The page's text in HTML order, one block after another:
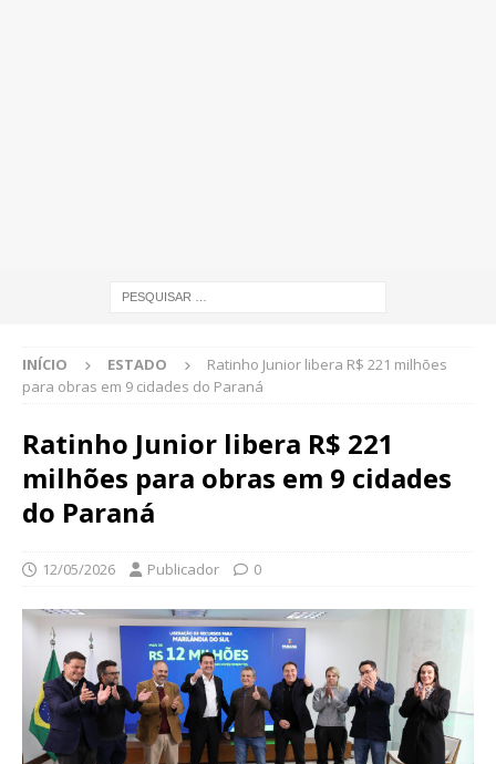
INÍCIO ESTADO
Ratinho Junior libera R$ 221 milhões
para obras em 9 cidades do Paraná
Ratinho Junior libera R$ 221
milhões para obras em 9 cidades
do Paraná
12/05/2026 Publicador 0